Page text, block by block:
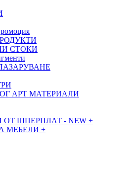
СТОКИ
АРТ МАТЕРИАЛИ
ОТ ШПЕРПЛАТ - NEW +
МЕБЕЛИ +